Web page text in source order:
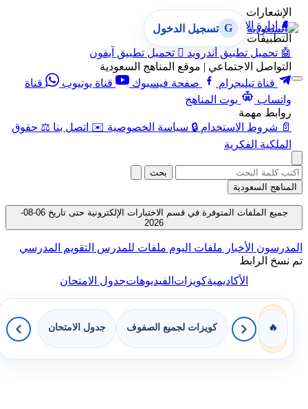
الإشعارات
🔔
إدارة الإشعارات
التطبيقات
🤖 تحميل تطبيق أندرويد  تحميل تطبيق آيفون
التواصل الاجتماعي | موقع المناهج السعودية
قناة تيليجرام
صفحة فيسبوك قناة يوتيوب
قناة
واتساب
بوت المناهج
روابط مهمة
📄 شروط الاستخدام 🔒 سياسة الخصوصية ✉️ اتصل بنا ⚖️ حقوق
الملكية الفكرية
G تسجيل الدخول
بحث
المناهج السعودية
جميع الملفات المتوفرة في قسم الاختبارات الإلكترونية حتى تاريخ 06-08-
2026
المدرسون الأخبار ملفات اليوم ملفات للمدرس التقويم المدرسي
تم نسخ الرابط
الأكاديميةكويزاتالفيديوهاتجدول الامتحان
🔥 كويزات لجميع الصفوف جدول الامتحان